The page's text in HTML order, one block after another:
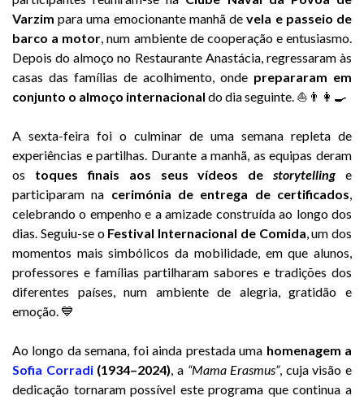
Varzim para uma emocionante manhã devela e passeio de
barco a motor, num ambiente de cooperação e entusiasmo.
Depois do almoço no Restaurante Anastácia, regressaram às
casas das famílias de acolhimento, onde prepararam em
conjunto o almoço internacional do dia seguinte. ⛵👨‍👩‍🍳
A sexta-feira foi o culminar de uma semana repleta de
experiências e partilhas. Durante a manhã, as equipas deram
os toques finais aos seus vídeos destorytelling e
participaram na cerimónia de entrega de certificados,
celebrando o empenho e a amizade construída ao longo dos
dias. Seguiu-se o Festival Internacional de Comida, um dos
momentos mais simbólicos da mobilidade, em que alunos,
professores e famílias partilharam sabores e tradições dos
diferentes países, num ambiente de alegria, gratidão e
emoção. 💙
Ao longo da semana, foi ainda prestada uma homenagem a
Sofia Corradi(1934–2024), a “Mama Erasmus”, cuja visão e
dedicação tornaram possível este programa que continua a